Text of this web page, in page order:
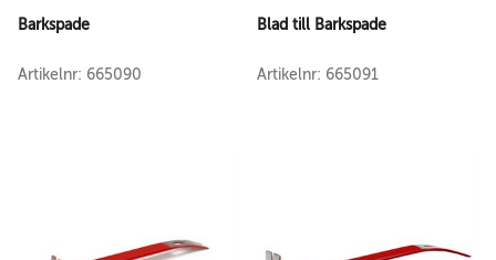
Barkspade
Artikelnr: 665090
Blad till Barkspade
Artikelnr: 665091